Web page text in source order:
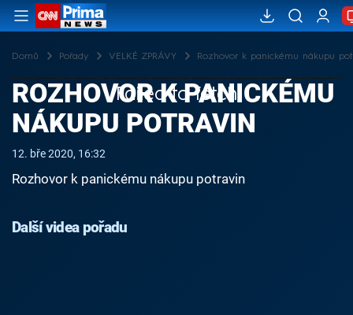
Domů Pořady VELKÉ ZPRÁVY Rozhovor k panickému nákupu
Failed to fetch
ROZHOVOR K PANICKÉMU
NÁKUPU POTRAVIN
12. bře 2020, 16:32
Rozhovor k panickému nákupu potravin
Další videa pořadu